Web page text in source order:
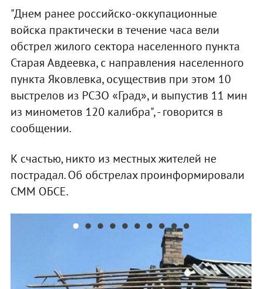
"Днем ранее российско-оккупационные
войска практически в течение часа вели
обстрел жилого сектора населенного пункта
Старая Авдеевка, с направления населенного
пункта Яковлевка, осуществив при этом 10
выстрелов из РСЗО «Град», и выпустив 11 мин
из минометов 120 калибра", - говорится в
сообщении.
К счастью, никто из местных жителей не
пострадал. Об обстрелах проинформировали
СММ ОБСЕ.